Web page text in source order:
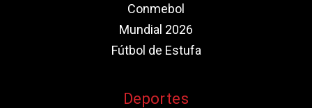
Conmebol
Mundial 2026
Fútbol de Estufa
Deportes